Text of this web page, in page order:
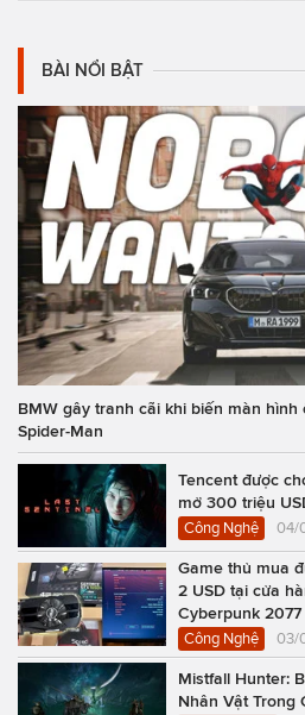
BÀI NỔI BẬT
BMW gây tranh cãi khi biến màn
Spider-Man
Tencent được
mở 300 triệu
Công Nghệ 04/
Game thủ mua
2 USD tại cửa
Cyberpunk 2077
Công Nghệ 03/
Mistfall Hunter:
Nhân Vật Trong